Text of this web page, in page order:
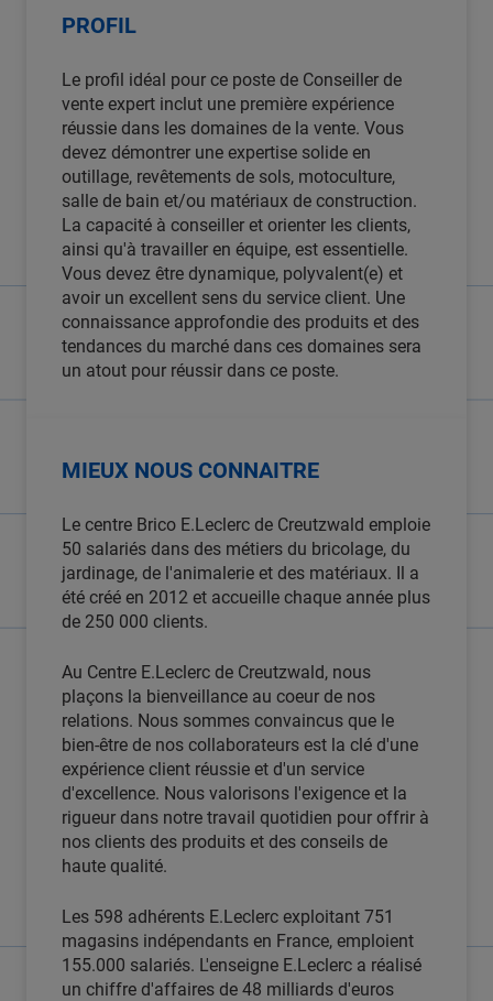
PROFIL
Le profil idéal pour ce poste de Conseiller de
vente expert inclut une première expérience
réussie dans les domaines de la vente. Vous
devez démontrer une expertise solide en
outillage, revêtements de sols, motoculture,
salle de bain et/ou matériaux de construction.
La capacité à conseiller et orienter les clients,
ainsi qu'à travailler en équipe, est essentielle.
Vous devez être dynamique, polyvalent(e) et
avoir un excellent sens du service client. Une
connaissance approfondie des produits et des
tendances du marché dans ces domaines sera
un atout pour réussir dans ce poste.
MIEUX NOUS CONNAITRE
Le centre Brico E.Leclerc de Creutzwald emploie
50 salariés dans des métiers du bricolage, du
jardinage, de l'animalerie et des matériaux. Il a
été créé en 2012 et accueille chaque année plus
de 250 000 clients.
Au Centre E.Leclerc de Creutzwald, nous
plaçons la bienveillance au coeur de nos
relations. Nous sommes convaincus que le
bien-être de nos collaborateurs est la clé d'une
expérience client réussie et d'un service
d'excellence. Nous valorisons l'exigence et la
rigueur dans notre travail quotidien pour offrir à
nos clients des produits et des conseils de
haute qualité.
Les 598 adhérents E.Leclerc exploitant 751
magasins indépendants en France, emploient
155.000 salariés. L'enseigne E.Leclerc a réalisé
un chiffre d'affaires de 48 milliards d'euros